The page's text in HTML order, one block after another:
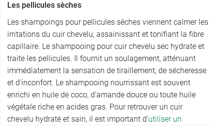
Les pellicules sèches
Les shampoings pour pellicules sèches viennent calmer les
irritations du cuir chevelu, assainissant et tonifiant la fibre
capillaire. Le shampooing pour cuir chevelu sec hydrate et
traite les pellicules. Il fournit un soulagement, atténuant
immédiatement la sensation de tiraillement, de sécheresse
et d’inconfort. Le shampooing nourrissant est souvent
enrichi en huile de coco, d’amande douce ou toute huile
végétale riche en acides gras. Pour retrouver un cuir
chevelu hydraté et sain, il est important d’utiliser un